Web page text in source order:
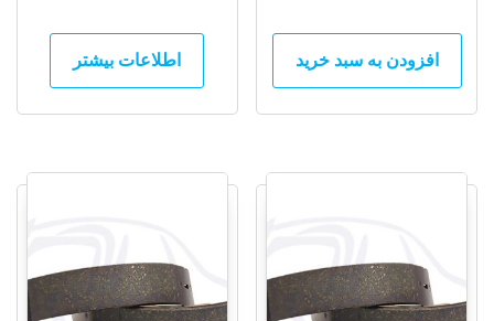
افزودن به سبد خرید اطلاعات بیشتر